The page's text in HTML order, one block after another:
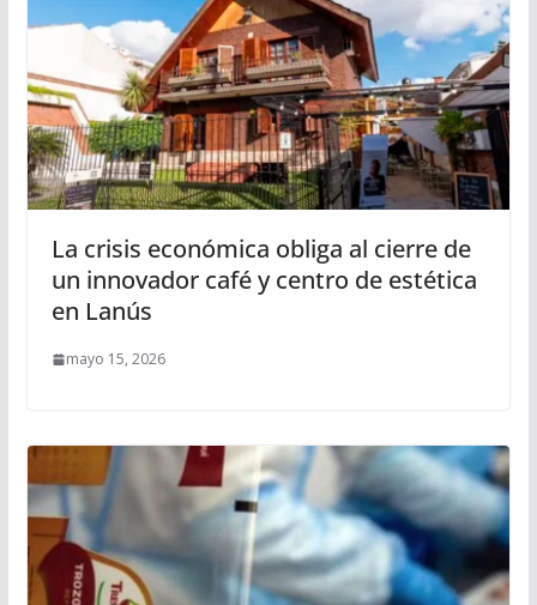
La crisis económica obliga al cierre de
un innovador café y centro de estética
en Lanús
mayo 15, 2026